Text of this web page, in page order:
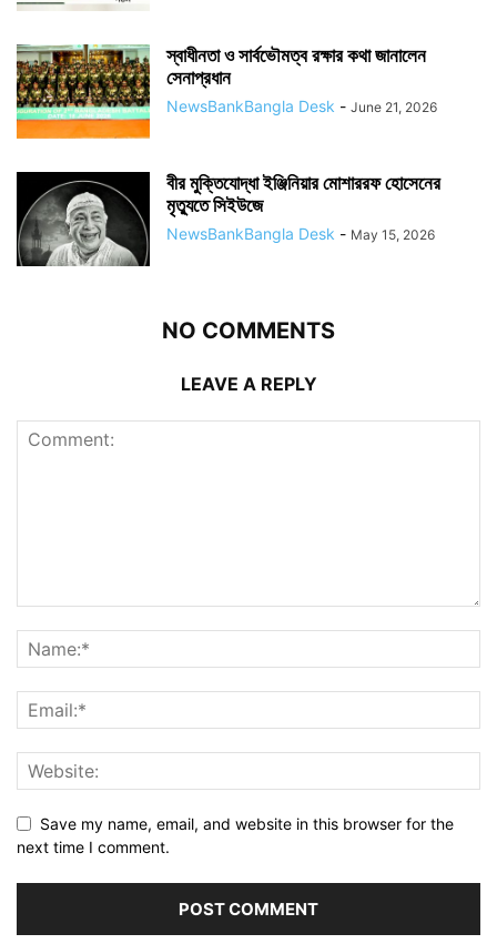
স্বাধীনতা ও সার্বভৌমত্ব রক্ষার কথা জানালেন
সেনাপ্রধান
NewsBankBangla Desk - June 21, 2026
বীর মুক্তিযোদ্ধা ইঞ্জিনিয়ার মোশাররফ হোসেনের
মৃত্যুতে সিইউজে
NewsBankBangla Desk - May 15, 2026
NO COMMENTS
LEAVE A REPLY
Save my name, email, and website in this browser for the
next time I comment.